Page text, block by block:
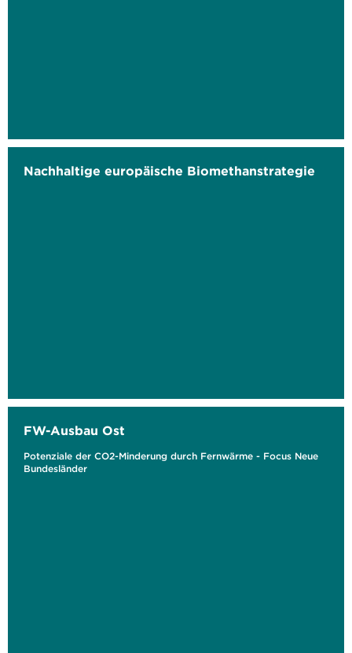
Nachhaltige europäische Biomethanstrategie
FW-Ausbau Ost
Potenziale der CO2-Minderung durch Fernwärme - Focus Neue
Bundesländer